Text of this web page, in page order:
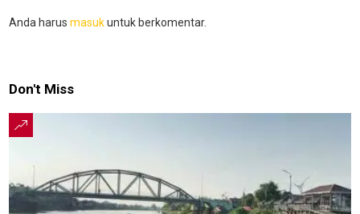
Anda harus masukuntuk berkomentar.
Don't Miss